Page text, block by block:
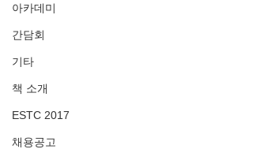
아카데미
간담회
기타
책 소개
ESTC 2017
채용공고